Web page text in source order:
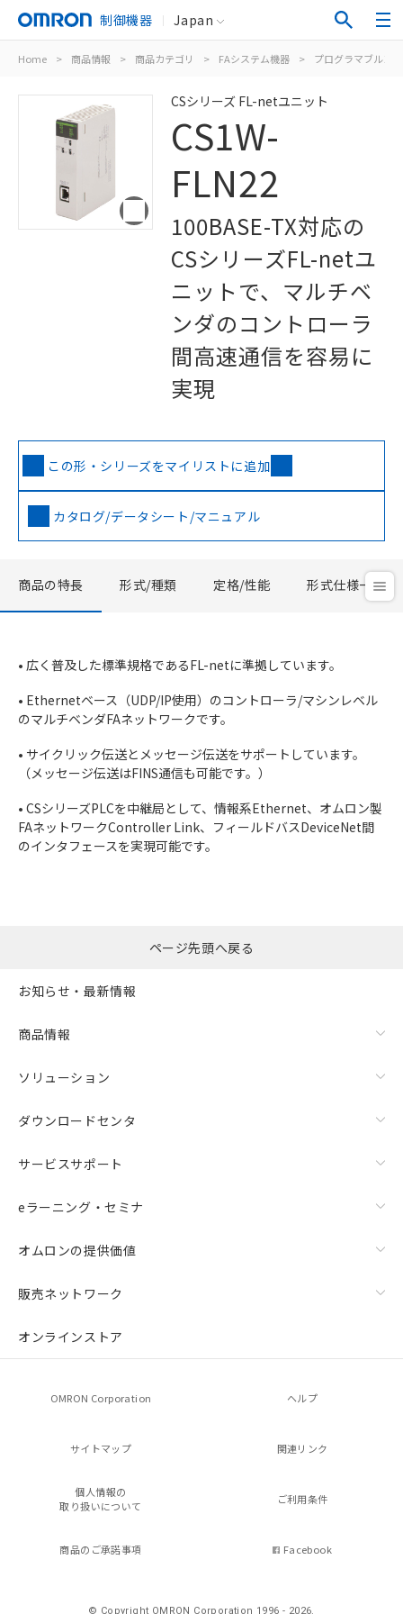
制御機器 Japan
Home > 商品情報 > 商品カテゴリ > FAシステム機器 > プログラマブルコ
CSシリーズ FL-netユニット
CS1W-
FLN22
100BASE-TX対応の
CSシリーズFL-netユ
ニットで、マルチベ
ンダのコントローラ
間高速通信を容易に
実現
この形・シリーズをマイリストに追加
カタログ/データシート/マニュアル
商品の特長 形式/種類 定格/性能 形式仕様一覧
• 広く普及した標準規格であるFL-netに準拠しています。
• Ethernetベース（UDP/IP使用）のコントローラ/マシンレベル
のマルチベンダFAネットワークです。
• サイクリック伝送とメッセージ伝送をサポートしています。
（メッセージ伝送はFINS通信も可能です。）
• CSシリーズPLCを中継局として、情報系Ethernet、オムロン製
FAネットワークController Link、フィールドバスDeviceNet間
のインタフェースを実現可能です。
ページ先頭へ戻る
お知らせ・最新情報
商品情報
ソリューション
ダウンロードセンタ
サービスサポート
eラーニング・セミナ
オムロンの提供価値
販売ネットワーク
オンラインストア
OMRON Corporation ヘルプ
サイトマップ 関連リンク
個人情報の
取り扱いについて
ご利用条件
商品のご承諾事項 Facebook
© Copyright OMRON Corporation 1996 - 2026.